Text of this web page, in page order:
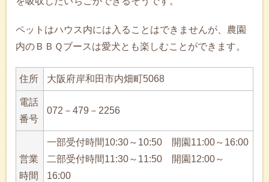
ペットはハウス内には入ることはできませんが、農園
内のＢＢＱブースは愛犬とも楽しむことができます。
住所 大阪府岸和田市内畑町5068
電話
番号
072－479－2256
営業
時間
一部受付時間10:30～10:50 開園11:00～16:00
二部受付時間11:30～11:50 開園12:00～
16:00